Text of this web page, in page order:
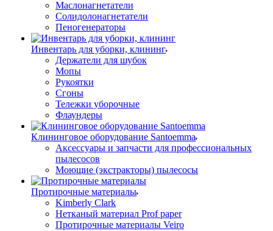
Маслонагнетатели
Солидолонагнетатели
Пеногенераторы
Инвентарь для уборки, клининг
Держатели для шубок
Мопы
Рукоятки
Сгоны
Тележки уборочные
Флаундеры
Клининговое оборудование Santoemma
Аксессуары и запчасти для профессиональных
пылесосов
Моющие (экстракторы) пылесосы
Протирочные материалы
Kimberly Clark
Нетканый материал Prof paper
Протирочные материалы Veiro